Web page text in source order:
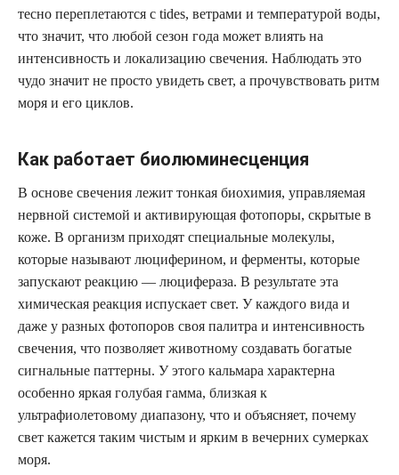
тесно переплетаются с tides, ветрами и температурой воды,
что значит, что любой сезон года может влиять на
интенсивность и локализацию свечения. Наблюдать это
чудо значит не просто увидеть свет, а прочувствовать ритм
моря и его циклов.
Как работает биолюминесценция
В основе свечения лежит тонкая биохимия, управляемая
нервной системой и активирующая фотопоры, скрытые в
коже. В организм приходят специальные молекулы,
которые называют люциферином, и ферменты, которые
запускают реакцию — люцифераза. В результате эта
химическая реакция испускает свет. У каждого вида и
даже у разных фотопоров своя палитра и интенсивность
свечения, что позволяет животному создавать богатые
сигнальные паттерны. У этого кальмара характерна
особенно яркая голубая гамма, близкая к
ультрафиолетовому диапазону, что и объясняет, почему
свет кажется таким чистым и ярким в вечерних сумерках
моря.